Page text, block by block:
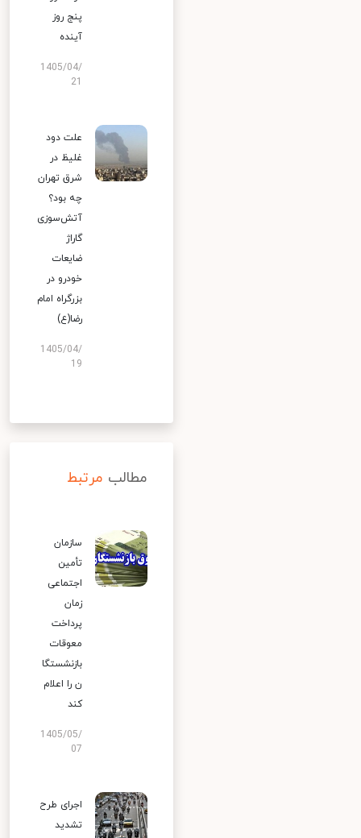
پنج روز
آینده
1405/04/
علت دود
غلیظ در
شرق تهران
چه بود؟
آتش‌سوزی
گاراژ
ضایعات
خودرو در
بزرگراه امام
رضا(ع)
1405/04/
19
مطالب مرتبط
سازمان
تأمین
اجتماعی
زمان
پرداخت
معوقات
بازنشستگا
ن را اعلام
کند
1405/05/
07
اجرای طرح
تشدید